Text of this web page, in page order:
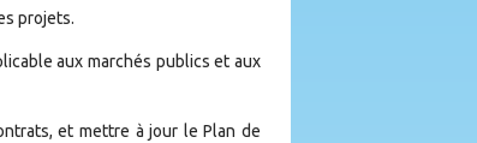
projets.
aux marchés publics et aux
et mettre à jour le Plan de